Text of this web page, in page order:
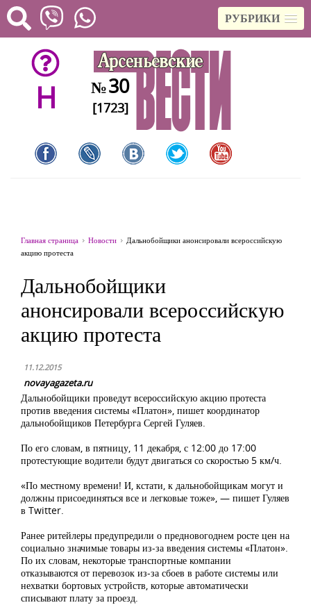
РУБРИКИ
H №30
[1723]
Главная страница Новости
Дальнобойщики анонсировали всероссийскую
акцию протеста
Дальнобойщики
анонсировали всероссийскую
акцию протеста
11.12.2015
novayagazeta.ru
Дальнобойщики проведут всероссийскую акцию протеста
против введения системы «Платон», пишет координатор
дальнобойщиков Петербурга Сергей Гуляев.
По его словам, в пятницу, 11 декабря, с 12:00 до 17:00
протестующие водители будут двигаться со скоростью 5 км/ч.
«По местному времени! И, кстати, к дальнобойщикам могут и
должны присоединяться все и легковые тоже», — пишет Гуляев
в Twitter.
Ранее ритейлеры предупредили о предновогоднем росте цен на
социально значимые товары из-за введения системы «Платон».
По их словам, некоторые транспортные компании
отказываются от перевозок из-за сбоев в работе системы или
нехватки бортовых устройств, которые автоматически
списывают плату за проезд.